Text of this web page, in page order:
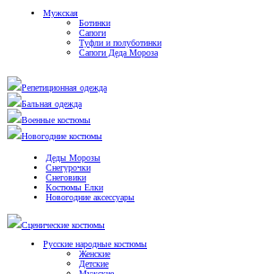
Мужская
Ботинки
Сапоги
Туфли и полуботинки
Сапоги Деда Мороза
Репетиционная одежда
Бальная одежда
Военные костюмы
Новогодние костюмы
Деды Морозы
Снегурочки
Снеговики
Костюмы Елки
Новогодние аксессуары
Сценические костюмы
Русские народные костюмы
Женские
Детские